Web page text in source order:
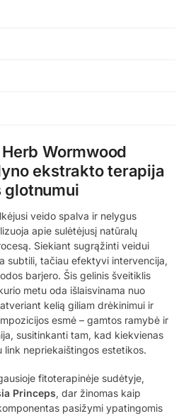
Wormwood
ekstrakto terapija
glotnumui
veido spalva ir nelygus
apie sulėtėjusį natūralų
Siekiant sugrąžinti veidui
subtili, tačiau efektyvi intervencija,
barjero. Šis gelinis šveitiklis
metu oda išlaisvinama nuo
kelią giliam drėkinimui ir
esmė – gamtos ramybė ir
susitinkanti tam, kad kiekvienas
link nepriekaištingos estetikos.
fitoterapinėje sudėtyje,
Princeps, dar žinomas kaip
pasižymi ypatingomis